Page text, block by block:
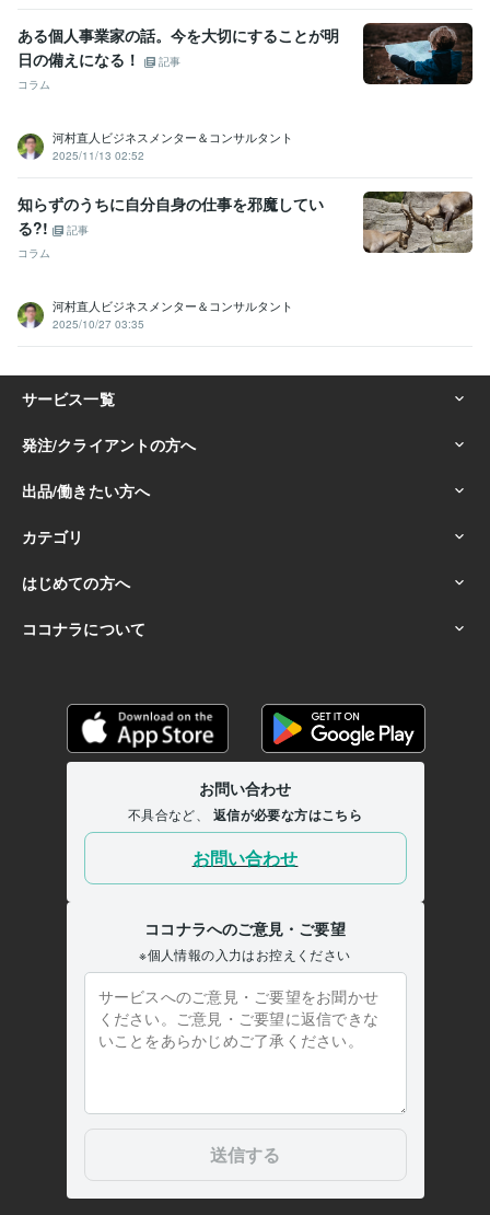
ある個人事業家の話。今を大切にすることが明
日の備えになる！
記事
コラム
河村直人ビジネスメンター＆コンサルタント
2025/11/13 02:52
知らずのうちに自分自身の仕事を邪魔してい
る?!
記事
コラム
河村直人ビジネスメンター＆コンサルタント
2025/10/27 03:35